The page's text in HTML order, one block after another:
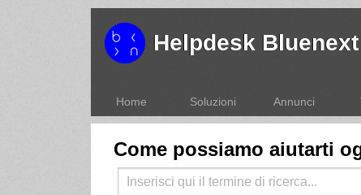
Helpdesk Bluenext
Home Soluzioni Annunci
Come possiamo aiutarti